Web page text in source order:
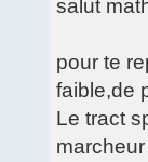
salut
pour te
faible,de
Le tract